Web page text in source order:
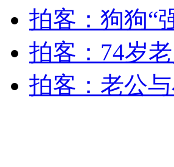
外交部：反对强权政治霸凌主义
拍客：狗狗“
拍客：74岁
拍客：老公